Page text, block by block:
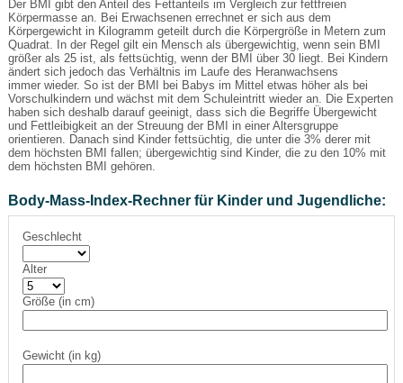
Der BMI gibt den Anteil des Fettanteils im Vergleich zur fettfreien
Körpermasse an. Bei Erwachsenen errechnet er sich aus dem
Körpergewicht in Kilogramm geteilt durch die Körpergröße in Metern zum
Quadrat. In der Regel gilt ein Mensch als übergewichtig, wenn sein BMI
größer als 25 ist, als fettsüchtig, wenn der BMI über 30 liegt. Bei Kindern
ändert sich jedoch das Verhältnis im Laufe des Heranwachsens
immer wieder. So ist der BMI bei Babys im Mittel etwas höher als bei
Vorschulkindern und wächst mit dem Schuleintritt wieder an. Die Experten
haben sich deshalb darauf geeinigt, dass sich die Begriffe Übergewicht
und Fettleibigkeit an der Streuung der BMI in einer Altersgruppe
orientieren. Danach sind Kinder fettsüchtig, die unter die 3% derer mit
dem höchsten BMI fallen; übergewichtig sind Kinder, die zu den 10% mit
dem höchsten BMI gehören.
Body-Mass-Index-Rechner für Kinder und Jugendliche:
Geschlecht
Alter
Größe (in cm)
Gewicht (in kg)